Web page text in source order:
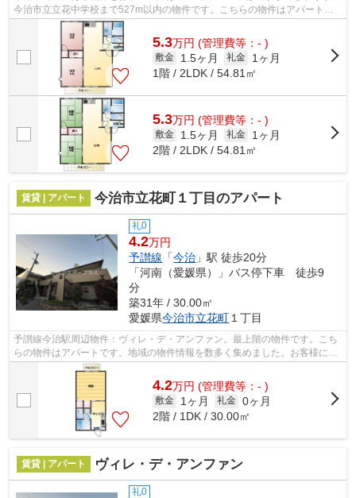
今治市立立花中学校まで527m以内の物件です。こちらの物件はアパートで
す。まだ気になる物件が見つからないの...
5.3万円 (管理費等：- )
敷金 1.5ヶ月 礼金
1ヶ月
1階 / 2LDK / 54.81㎡
5.3万円 (管理費等：- )
敷金 1.5ヶ月 礼金
1ヶ月
2階 / 2LDK / 54.81㎡
賃貸 | アパート 今治市立花町１丁目のアパート
礼0
4.2万円
予讃線 「今治 」駅 徒歩20分
「河南（愛媛県）」バス停下車 徒歩9
分
築31年 / 30.00㎡
愛媛県今治市立花町 １丁目
予讃線今治駅周辺物件：ヴィレ・デ・アンファン。最上階の物件です。こち
らの物件はアパートです。地域の物件情報を数多く集めました。お客様に合
った物件をご自由にお選び下さい。お...
4.2万円 (管理費等：- )
敷金 1ヶ月 礼金 0ヶ月
2階 / 1DK / 30.00㎡
賃貸 | アパート ヴィレ・デ・アンファン
礼0